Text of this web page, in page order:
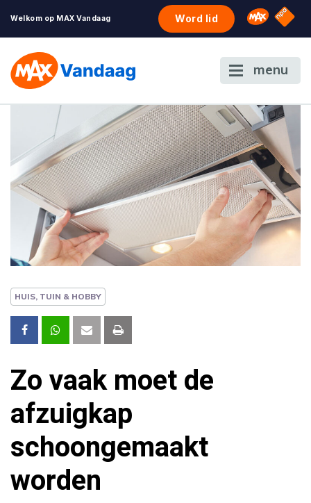
Welkom op MAX Vandaag Word lid Omroep
NPO
menu
HUIS, TUIN & HOBBY
Zo vaak moet de
afzuigkap
schoongemaakt
worden